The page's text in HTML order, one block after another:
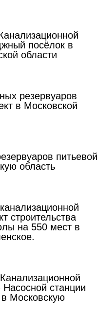
посёлок в
области
резервуаров
в Московской
питьевой
область
строительства
на 550 мест в
Насосной станции
Московскую